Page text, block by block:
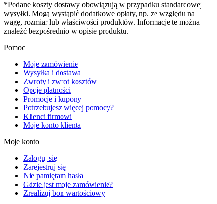
*Podane koszty dostawy obowiązują w przypadku standardowej
wysyłki. Mogą wystąpić dodatkowe opłaty, np. ze względu na
wagę, rozmiar lub właściwości produktów. Informacje te można
znaleźć bezpośrednio w opisie produktu.
Pomoc
Moje zamówienie
Wysyłka i dostawa
Zwroty i zwrot kosztów
Opcje płatności
Promocje i kupony
Potrzebujesz więcej pomocy?
Klienci firmowi
Moje konto klienta
Moje konto
Zaloguj się
Zarejestruj się
Nie pamiętam hasła
Gdzie jest moje zamówienie?
Zrealizuj bon wartościowy